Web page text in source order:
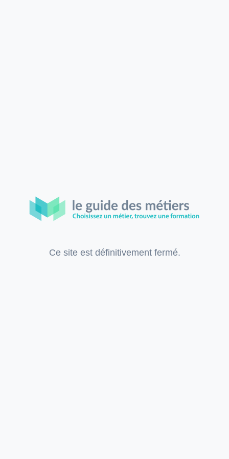
Ce site est définitivement fermé.